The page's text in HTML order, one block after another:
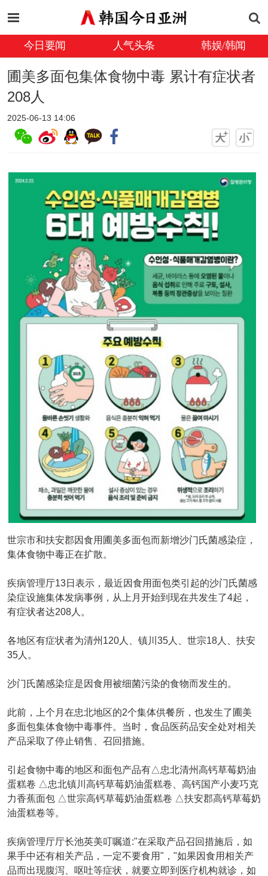
今日要闻 人气头条 韩娱/韩闻
圃美多面包集体食物中毒 累计有症状者
208人
2025-06-13 14:06
世宗市和扶安郡因食用圃美多面包而新增沙门氏菌感染症，
集体食物中毒正在扩散。
疾病管理厅13日表示，最近因食用面包类引起的沙门氏菌感
染症设施集体发病事例，从上月开始到现在共发生了4起，
有症状者达208人。
各地区有症状者为清州120人、镇川35人、世宗18人、扶安
35人。
沙门氏菌感染症是因食用被细菌污染的食物而发生的。
此前，上个月在忠北地区的2个集体供餐所，也发生了圃美
多面包集体食物中毒事件。当时，食品医药品安全处对相关
产品采取了停止销售、召回措施。
引起食物中毒的地区和面包产品有△忠北清州高钙草莓奶油
蛋糕卷 △忠北镇川高钙草莓奶油蛋糕卷、高钙国产小麦巧克
力香蕉面包 △世宗高钙草莓奶油蛋糕卷 △扶安郡高钙草莓奶
油蛋糕卷等。
疾病管理厅厅长池英美叮嘱道:"在采取产品召回措施后，如
果手中还有相关产品，一定不要食用"，"如果因食用相关产
品而出现腹泻、呕吐等症状，就要立即到医疗机构就诊，如